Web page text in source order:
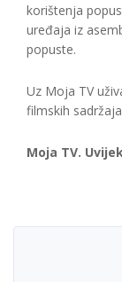
korištenja
uređaja iz
popuste.
Uz Moja TV
filmskih
Moja TV.